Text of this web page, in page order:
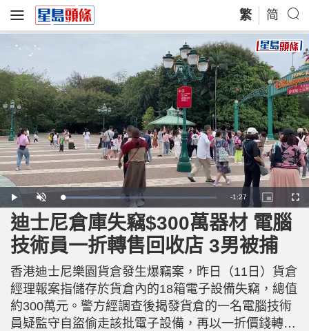
繁 简
P
l
a
y
U
n
u
t
e
L
o
a
d
e
d
:
3
7
4
3
%
R
e
m
n
i
-1:27
P
i
c
t
u
e
-
i
u
r
e
F
u
迪士尼倉庫失竊$300萬器材 電腦
技術員一折轉售回收店 3男被捕
香港迪士尼樂園貨倉發生爆竊案，昨日（11日）貨倉
經理報案指儲存於貨倉內的18箱電子設備失竊，總值
約300萬元。警方經調查後揭發貨倉的一名電腦技術
員疑監守自盜偷走該批電子設備，再以一折價錢轉售